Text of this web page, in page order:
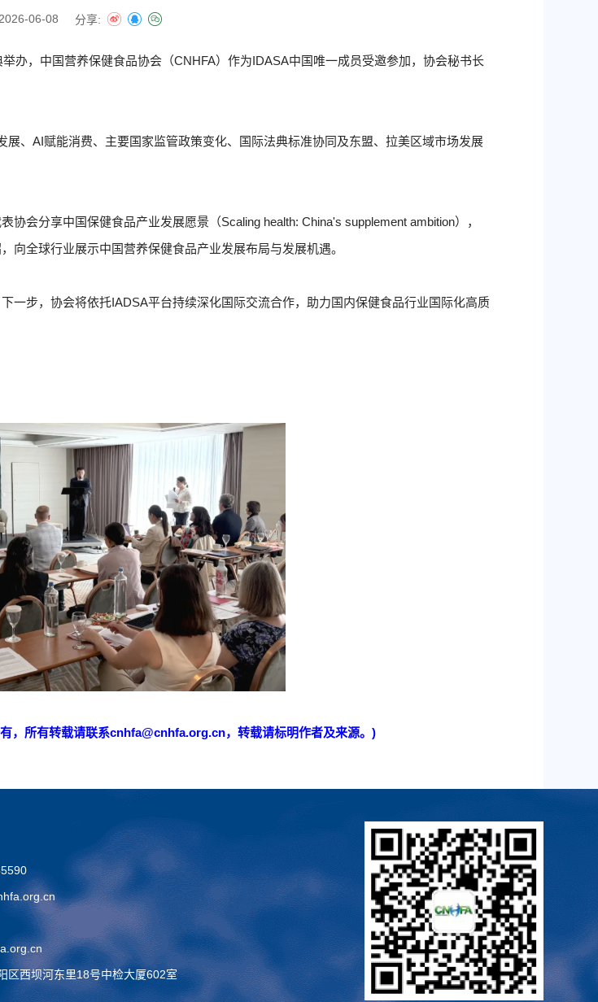
06-08 分享:
办，中国营养保健食品协会（CNHFA）作为IDASA中国唯一成员受邀参加，协会秘书长
、AI赋能消费、主要国家监管政策变化、国际法典标准协同及东盟、拉美区域市场发展
会分享中国保健食品产业发展愿景（Scaling health: China's supplement ambition），
向全球行业展示中国营养保健食品产业发展布局与发展机遇。
一步，协会将依托IADSA平台持续深化国际交流合作，助力国内保健食品行业国际化高质
，所有转载请联系cnhfa@cnhfa.org.cn，转载请标明作者及来源。)
区西坝河东里18号中检大厦602室